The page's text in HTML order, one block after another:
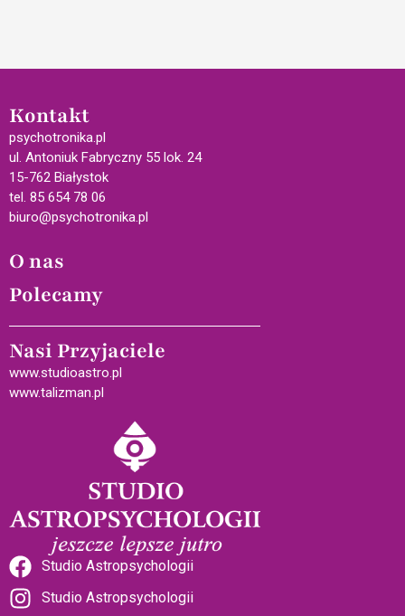
Kontakt
psychotronika.pl
ul. Antoniuk Fabryczny 55 lok. 24
15-762 Białystok
tel. 85 654 78 06
biuro@psychotronika.pl
O nas
Polecamy
Nasi Przyjaciele
www.studioastro.pl
www.talizman.pl
Studio Astropsychologii
Studio Astropsychologii